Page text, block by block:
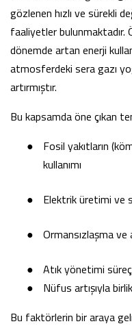
gözlenen hızlı ve sürekli
faaliyetler bulunmaktadır.
dönemde artan enerji
atmosferdeki sera gazı
artırmıştır.
Bu kapsamda öne çıkan
●
Fosil yakıtların
kullanımı
● Elektrik üretimi ve
● Ormansızlaşma ve
●
Atık yönetimi
●
Nüfus artışıyla
Bu faktörlerin bir araya